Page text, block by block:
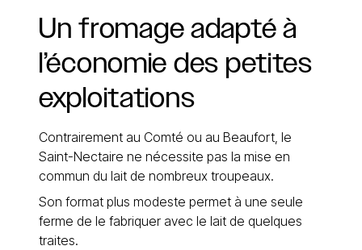
Un fromageadaptéà
l’économie des petites
exploitations
Contrairement au Comté ou au Beaufort, le
Saint-Nectaire ne nécessite pas la mise en
commun du lait de nombreux troupeaux.
Son format plus modeste permet à une seule
ferme de le fabriquer avec le lait de quelques
traites.